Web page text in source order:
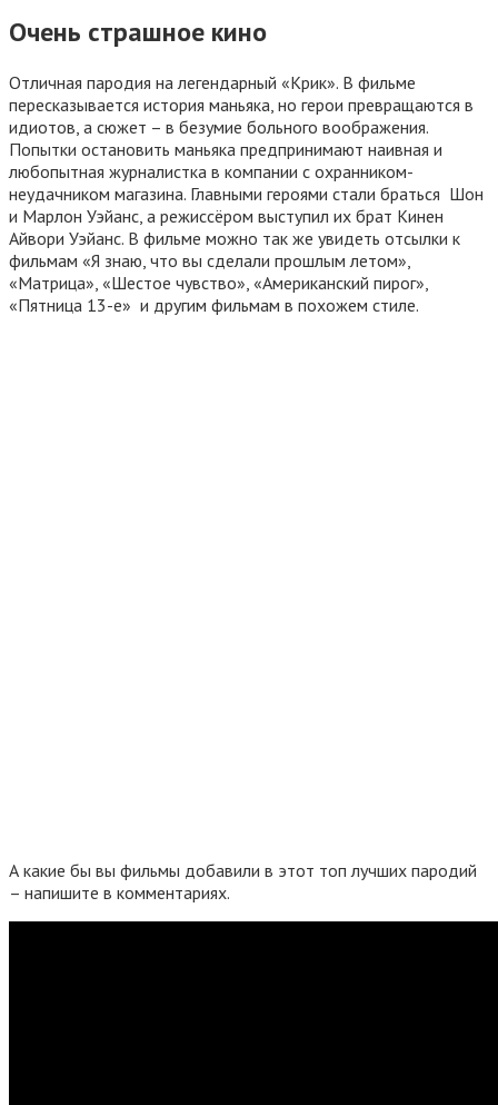
Очень страшное кино
Отличная пародия на легендарный «Крик». В фильме
пересказывается история маньяка, но герои превращаются в
идиотов, а сюжет – в безумие больного воображения.
Попытки остановить маньяка предпринимают наивная и
любопытная журналистка в компании с охранником-
неудачником магазина. Главными героями стали браться Шон
и Марлон Уэйанс, а режиссёром выступил их брат Кинен
Айвори Уэйанс. В фильме можно так же увидеть отсылки к
фильмам «Я знаю, что вы сделали прошлым летом»,
«Матрица», «Шестое чувство», «Американский пирог»,
«Пятница 13-е» и другим фильмам в похожем стиле.
А какие бы вы фильмы добавили в этот топ лучших пародий
– напишите в комментариях.